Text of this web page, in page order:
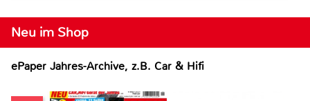
Neu im Shop
ePaper Jahres-Archive, z.B. Car & Hifi